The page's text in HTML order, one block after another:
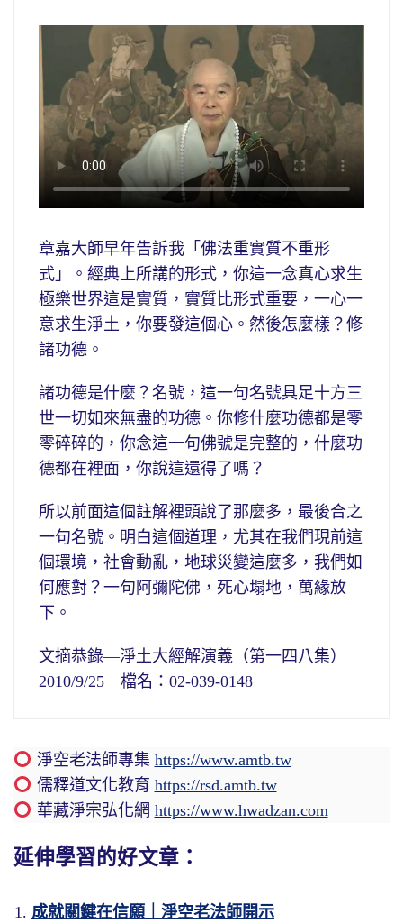
章嘉大師早年告訴我「佛法重實質不重形
式」。經典上所講的形式，你這一念真心求生
極樂世界這是實質，實質比形式重要，一心一
意求生淨土，你要發這個心。然後怎麼樣？修
諸功德。
諸功德是什麼？名號，這一句名號具足十方三
世一切如來無盡的功德。你修什麼功德都是零
零碎碎的，你念這一句佛號是完整的，什麼功
德都在裡面，你說這還得了嗎？
所以前面這個註解裡頭說了那麼多，最後合之
一句名號。明白這個道理，尤其在我們現前這
個環境，社會動亂，地球災變這麼多，我們如
何應對？一句阿彌陀佛，死心塌地，萬緣放
下。
文摘恭錄—淨土大經解演義（第一四八集）
2010/9/25 檔名：02-039-0148
淨空老法師專集 https://www.amtb.tw
儒釋道文化教育 https://rsd.amtb.tw
華藏淨宗弘化網 https://www.hwadzan.com
延伸學習的好文章：
成就關鍵在信願｜淨空老法師開示